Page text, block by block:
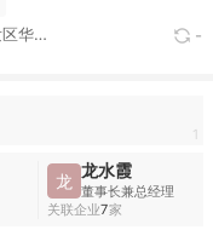
贵州省黔东南苗族侗族自治州凯里经济开发区华伟中央城8栋1单元802号 -
1
龙 龙水霞
董事长兼总经理
关联企业7家